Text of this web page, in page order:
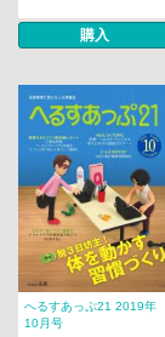
購入
へるすあっぷ21 2019年
10月号